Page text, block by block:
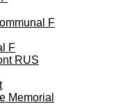
F
F
RUS
Memorial